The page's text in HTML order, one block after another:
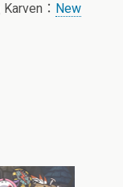
Karven ： New